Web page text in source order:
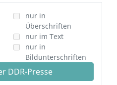
nur in
Überschriften
nur im Text
nur in
Bildunterschriften
DDR-Presse